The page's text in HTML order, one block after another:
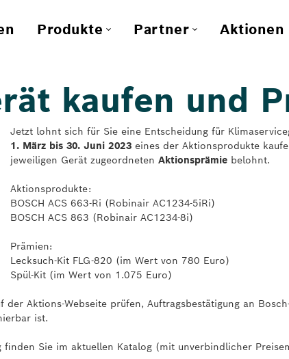
Produkte Partner Aktionen
kaufen und
Jetzt lohnt sich für Sie eine Entscheidung für
1. März bis 30. Juni 2023 eines der Aktionsprodukte
jeweiligen Gerät zugeordnetenAktionsprämie belohnt.
Aktionsprodukte:
BOSCH ACS 663-Ri (Robinair AC1234-5iRi)
BOSCH ACS 863 (Robinair AC1234-8i)
Prämien:
Lecksuch-Kit FLG-820 (im Wert von 780 Euro)
Spül-Kit (im Wert von 1.075 Euro)
Aktions-Webseite prüfen, Auftragsbestätigung an
ist.
Sie im aktuellen Katalog (mit unverbindlicher